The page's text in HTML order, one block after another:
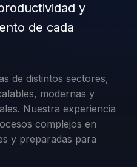
y
de cada
de distintos sectores,
modernas y
Nuestra experiencia
complejos en
y preparadas para